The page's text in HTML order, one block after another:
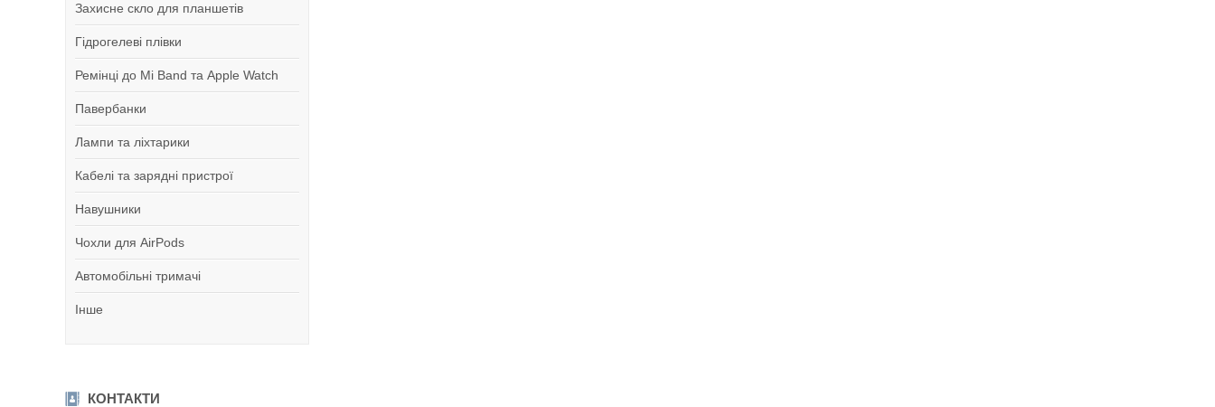
Захисне скло для планшетів
Гідрогелеві плівки
Ремінці до Mi Band та Apple Watch
Павербанки
Лампи та ліхтарики
Кабелі та зарядні пристрої
Навушники
Чохли для AirPods
Автомобільні тримачі
Інше
КОНТАКТИ